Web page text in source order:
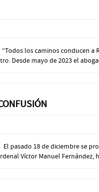
los caminos conducen
Desde mayo de 2023 el
pasado 18 de diciembre se
Víctor Manuel Fernández,